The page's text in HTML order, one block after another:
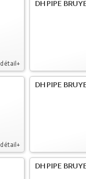
détail+
DH PIPE
détail+
DH PIPE
DH PIPE